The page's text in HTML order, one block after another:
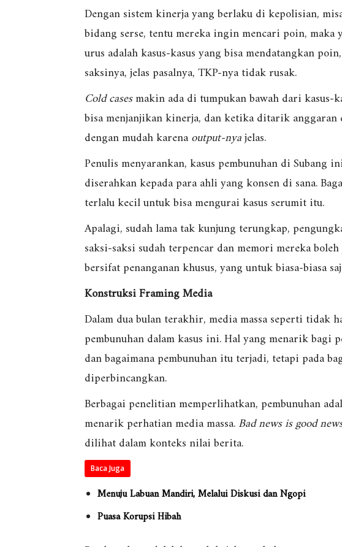
Dengan sistem kinerja yang berlaku di kepolisian,
bidang serse, tentu mereka ingin mencari poin, maka
urus adalah kasus-kasus yang bisa mendatangkan
saksinya, jelas pasalnya, TKP-nya tidak rusak.
Cold casesmakin ada di tumpukan bawah dari kasus-
bisa menjanjikan kinerja, dan ketika ditarik
dengan mudah karenaoutput-nyajelas.
Penulis menyarankan, kasus pembunuhan di Subang
diserahkan kepada para ahli yang konsen di sana.
terlalu kecil untuk bisa mengurai kasus serumit itu.
Apalagi, sudah lama tak kunjung terungkap,
saksi-saksi sudah terpencar dan memori mereka
bersifat penanganan khusus, yang untuk biasa-biasa
Konstruksi Framing Media
Dalam dua bulan terakhir, media massa seperti tidak
pembunuhan dalam kasus ini. Hal yang menarik bagi
dan bagaimana pembunuhan itu terjadi, tetapi pada
diperbincangkan.
Berbagai penelitian memperlihatkan, pembunuhan
menarik perhatian media massa.Bad news is good
dilihat dalam konteks nilai berita.
Baca Juga
Menuju Labuan Mandiri, Melalui Diskusi dan Ngopi
Puasa Korupsi Hibah